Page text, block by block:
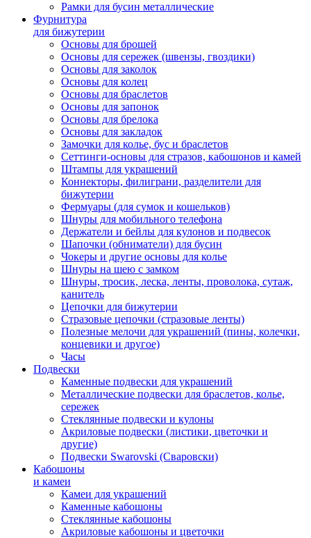
Рамки для бусин металлические
Фурнитура
для бижутерии
Основы для брошей
Основы для сережек (швензы, гвоздики)
Основы для заколок
Основы для колец
Основы для браслетов
Основы для запонок
Основы для брелока
Основы для закладок
Замочки для колье, бус и браслетов
Сеттинги-основы для стразов, кабошонов и камей
Штампы для украшений
Коннекторы, филиграни, разделители для
бижутерии
Фермуары (для сумок и кошельков)
Шнуры для мобильного телефона
Держатели и бейлы для кулонов и подвесок
Шапочки (обниматели) для бусин
Чокеры и другие основы для колье
Шнуры на шею с замком
Шнуры, тросик, леска, ленты, проволока, сутаж,
канитель
Цепочки для бижутерии
Стразовые цепочки (стразовые ленты)
Полезные мелочи для украшений (пины, колечки,
концевики и другое)
Часы
Подвески
Каменные подвески для украшений
Металлические подвески для браслетов, колье,
сережек
Стеклянные подвески и кулоны
Акриловые подвески (листики, цветочки и
другие)
Подвески Swarovski (Сваровски)
Кабошоны
и камеи
Камеи для украшений
Каменные кабошоны
Стеклянные кабошоны
Акриловые кабошоны и цветочки